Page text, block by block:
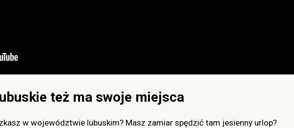
też ma swoje miejsca
w województwie lubuskim? Masz zamiar spędzić tam jesienny urlop?